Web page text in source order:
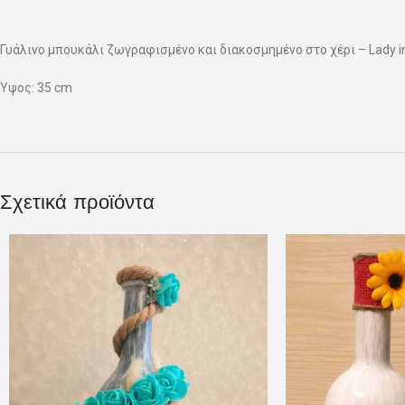
Γυάλινο μπουκάλι ζωγραφισμένο και διακοσμημένο στο χέρι – Lady
Ύψος: 35 cm
Σχετικά προϊόντα